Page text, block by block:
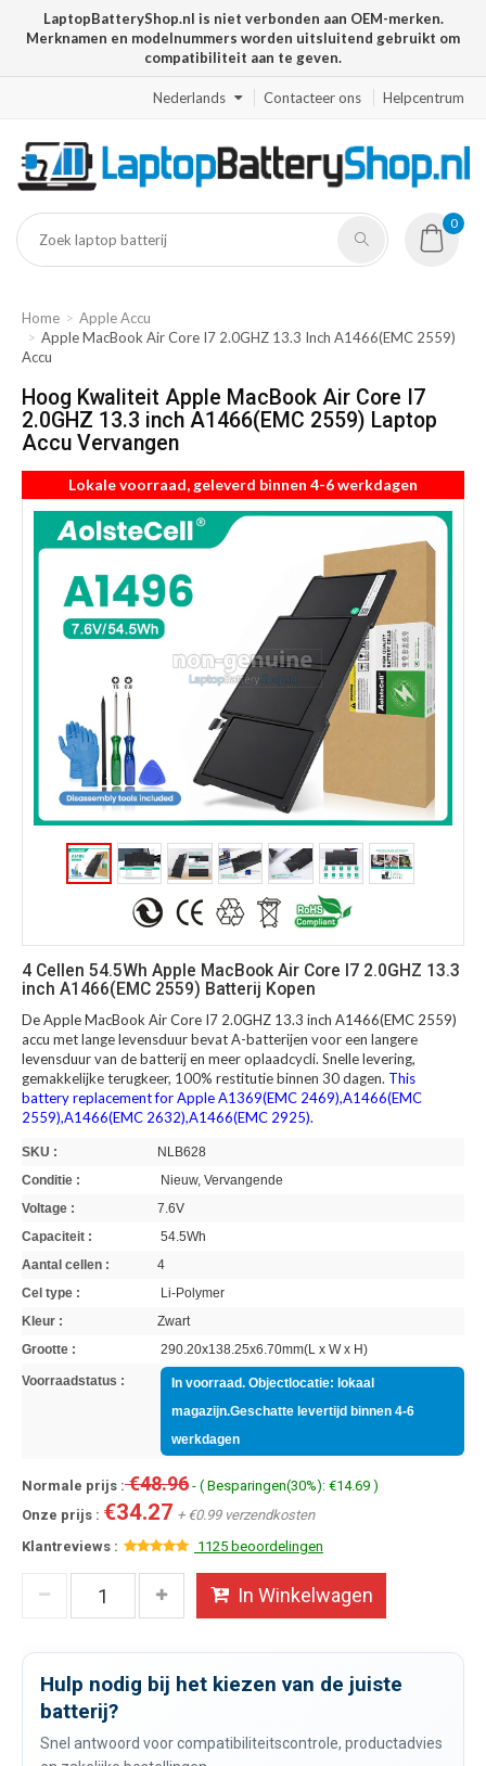
LaptopBatteryShop.nl is niet verbonden aan OEM-merken.
Merknamen en modelnummers worden uitsluitend gebruikt om
compatibiliteit aan te geven.
Nederlands Contacteer ons Helpcentrum
0
Home
Apple Accu
Apple MacBook Air Core I7 2.0GHZ 13.3 Inch A1466(EMC 2559)
Accu
Hoog Kwaliteit Apple MacBook Air Core I7
2.0GHZ 13.3 inch A1466(EMC 2559) Laptop
Accu Vervangen
Lokale voorraad, geleverd binnen 4-6 werkdagen
4 Cellen 54.5Wh Apple MacBook Air Core I7 2.0GHZ 13.3
inch A1466(EMC 2559) Batterij Kopen
De Apple MacBook Air Core I7 2.0GHZ 13.3 inch A1466(EMC 2559)
accu met lange levensduur bevat A-batterijen voor een langere
levensduur van de batterij en meer oplaadcycli. Snelle levering,
gemakkelijke terugkeer, 100% restitutie binnen 30 dagen. This
battery replacement for Apple A1369(EMC 2469),A1466(EMC
2559),A1466(EMC 2632),A1466(EMC 2925).
SKU :
NLB628
Conditie :
Nieuw, Vervangende
Voltage :
7.6V
Capaciteit :
54.5Wh
Aantal cellen :
4
Cel type :
Li-Polymer
Kleur :
Zwart
Grootte :
290.20x138.25x6.70mm(L x W x H)
Voorraadstatus :
In voorraad. Objectlocatie: lokaal
magazijn.Geschatte levertijd binnen 4-6
werkdagen
Normale prijs :€48.96 - ( Besparingen(30%): €14.69 )
Onze prijs : €34.27 + €0.99 verzendkosten
Klantreviews :
1125 beoordelingen
In Winkelwagen
Hulp nodig bij het kiezen van de juiste
batterij?
Snel antwoord voor compatibiliteitscontrole, productadvies